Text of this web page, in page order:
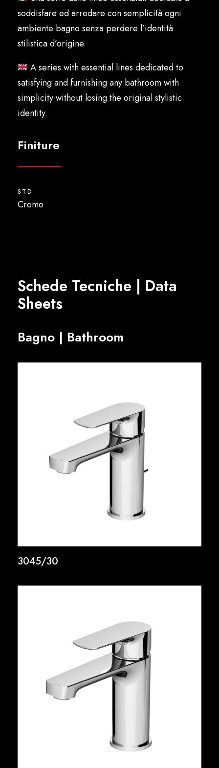
Italiano
soddisfare ed arredare con semplicità ogni
ambiente bagno senza perdere l’identità
stilistica d’origine.
A series with essential lines dedicated to
satisfying and furnishing any bathroom with
simplicity without losing the original stylistic
identity.
Finiture
STD
Cromo
Schede Tecniche | Data
Sheets
Bagno | Bathroom
3045/30